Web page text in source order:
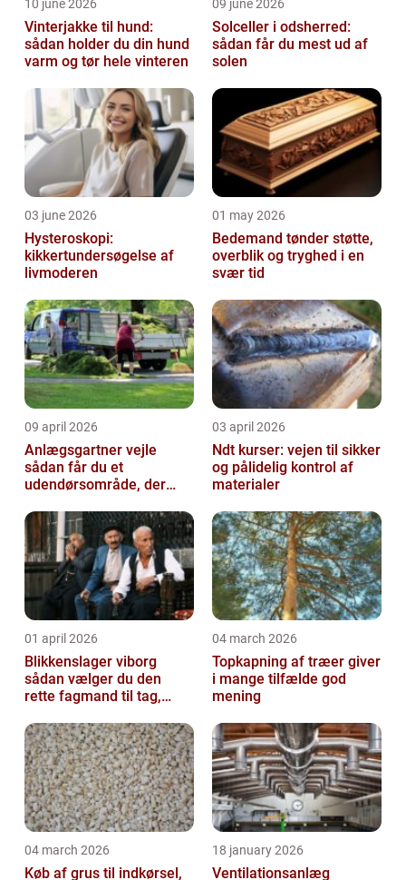
10 june 2026
Vinterjakke til hund:
sådan holder du din hund
varm og tør hele vinteren
09 june 2026
Solceller i odsherred:
sådan får du mest ud af
solen
03 june 2026
Hysteroskopi:
kikkertundersøgelse af
livmoderen
01 may 2026
Bedemand tønder støtte,
overblik og tryghed i en
svær tid
09 april 2026
Anlægsgartner vejle
sådan får du et
udendørsområde, der
03 april 2026
Ndt kurser: vejen til sikker
og pålidelig kontrol af
materialer
01 april 2026
Blikkenslager viborg
sådan vælger du den
rette fagmand til tag,
04 march 2026
Topkapning af træer giver
i mange tilfælde god
mening
04 march 2026
Køb af grus til indkørsel,
18 january 2026
Ventilationsanlæg